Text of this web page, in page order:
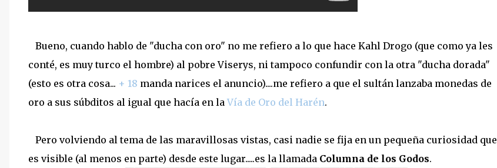
Bueno, cuando hablo de "ducha con oro" no me refiero a lo que hace Kahl Drogo (que como ya les
conté, es muy turco el hombre) al pobre Viserys, ni tampoco confundir con la otra "ducha dorada"
(esto es otra cosa... + 18 manda narices el anuncio)....me refiero a que el sultán lanzaba monedas de
oro a sus súbditos al igual que hacía en laVía de Oro del Harén.
Pero volviendo al tema de las maravillosas vistas, casi nadie se fija en un pequeña curiosidad que
es visible (al menos en parte) desde este lugar.....es la llamada Columna de los Godos.